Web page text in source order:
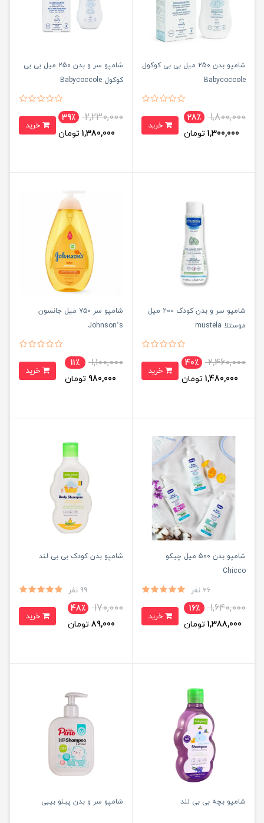
شامپو بدن 250 میل بی بی کوکول
Babycoccole
1,800,000
28٪
1,300,000 تومان
شامپو سر و بدن 250 میل بی بی
کوکول Babycoccole
2,230,000
39٪
1,380,000 تومان
شامپو سر و بدن کودک 200 میل
موستلا mustela
2,460,000
40٪
1,480,000 تومان
شامپو سر ۷۵۰ میل جانسون
Johnson’s
1,100,000
11٪
980,000 تومان
شامپو بدن 500 میل چیکو
Chicco
26 نفر
1,640,000
16٪
1,388,000 تومان
شامپو بدن کودک بی بی لند
99 نفر
170,000
48٪
89,000 تومان
شامپو بچه بی بی لند شامپو سر و بدن پینو بیبی